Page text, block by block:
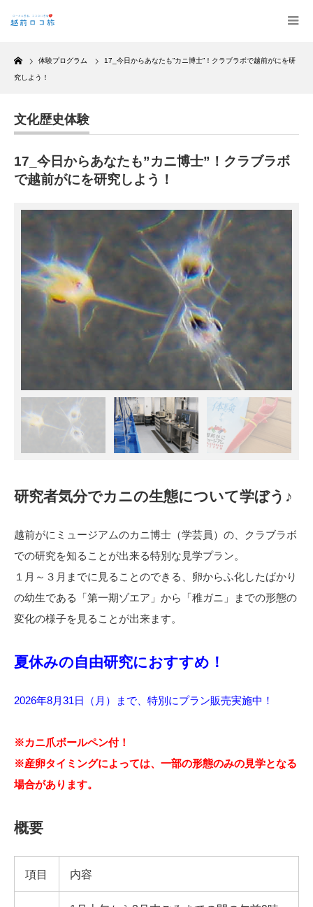
Home
体験プログラム 17_今日からあなたも”カニ博士”！クラブラボで越前がにを研
究しよう！
文化歴史体験
17_今日からあなたも”カニ博士”！クラブラボ
で越前がにを研究しよう！
研究者気分でカニの生態について学ぼう♪
越前がにミュージアムのカニ博士（学芸員）の、クラブラボ
での研究を知ることが出来る特別な見学プラン。
１月～３月までに見ることのできる、卵からふ化したばかり
の幼生である「第一期ゾエア」から「稚ガニ」までの形態の
変化の様子を見ることが出来ます。
夏休みの自由研究におすすめ！
2026年8月31日（月）まで、特別にプラン販売実施中！
※カニ爪ボールペン付！
※産卵タイミングによっては、一部の形態のみの見学となる
場合があります。
概要
項目 内容